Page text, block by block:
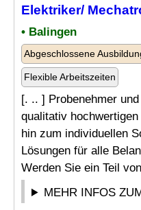
Elektriker/
• Balingen
Abgeschlossene
Flexible Arbeitszeiten
[. .. ] Probenehmer
qualitativ
hin zum individuellen
Lösungen für alle
Werden Sie ein Teil
MEHR INFOS